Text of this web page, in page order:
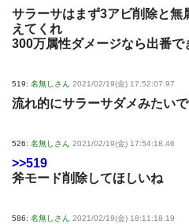
サラーサはまず3アビ削除と無
えてくれ
300万属性ダメージなら出番で
519: 名無しさん 2021/02/19(金) 17:52:07.97
流れ的にサラーサダメみたい
526: 名無しさん 2021/02/19(金) 17:54:18.46
>>519
斧モード削除してほしいね
586: 名無しさん 2021/02/19(金) 18:11:18.19